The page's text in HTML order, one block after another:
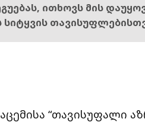
ითხოვს მის
“თავისუფალი